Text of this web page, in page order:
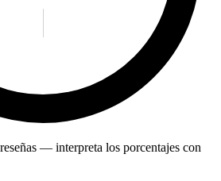
— interpreta los porcentajes con